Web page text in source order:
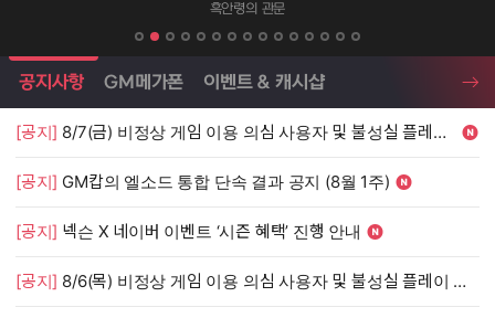
흑안령의 관문
엘소드 소식
공지사항 GM메가폰 이벤트 & 캐시샵
[공지] 8/7(금) 비정상 게임 이용 의심 사용자 및 불성실 플레이 단속 안내
[공지] GM캅의 엘소드 통합 단속 결과 공지 (8월 1주)
[공지] 넥슨 X 네이버 이벤트 ‘시즌 혜택’ 진행 안내
[공지] 8/6(목) 비정상 게임 이용 의심 사용자 및 불성실 플레이 단속 안내